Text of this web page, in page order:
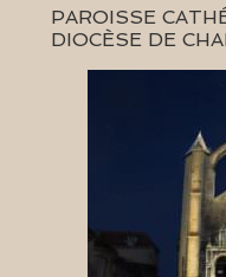
PAROISSE
DIOCÈSE DE